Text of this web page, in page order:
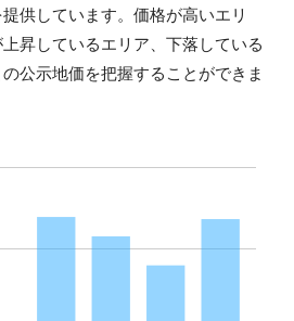
供しています。価格が高いエリ
昇しているエリア、下落している
公示地価を把握することができま